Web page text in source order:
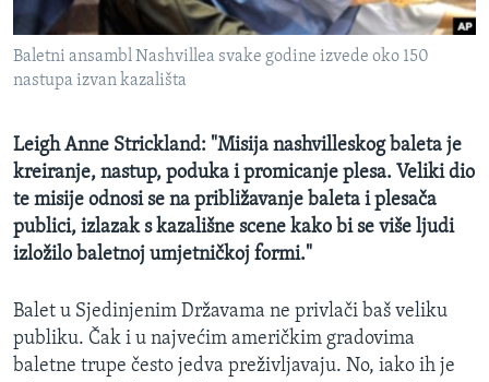
MAGAZIN
O GLASU AMERIKE
PRATITE NAS
Baletni ansambl Nashvillea svake godine izvede oko 150
nastupa izvan kazališta
Leigh Anne Strickland: "Misija nashvilleskog baleta je
kreiranje, nastup, poduka i promicanje plesa. Veliki dio
te misije odnosi se na približavanje baleta i plesača
publici, izlazak s kazališne scene kako bi se više ljudi
izložilo baletnoj umjetničkoj formi."
Balet u Sjedinjenim Državama ne privlači baš veliku
publiku. Čak i u najvećim američkim gradovima
baletne trupe često jedva preživljavaju. No, iako ih je